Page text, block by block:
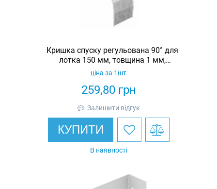
Кришка спуску регульована 90° для
лотка 150 мм, товщина 1 мм,
гарячеоцинкована, Eurotray
259,80грн
ціна за 1шт
Залишити відгук
КУПИТИ
В наявності